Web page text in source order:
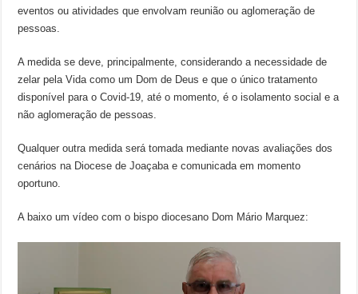
eventos ou atividades que envolvam reunião ou aglomeração de
pessoas.
A medida se deve, principalmente, considerando a necessidade de
zelar pela Vida como um Dom de Deus e que o único tratamento
disponível para o Covid-19, até o momento, é o isolamento social e a
não aglomeração de pessoas.
Qualquer outra medida será tomada mediante novas avaliações dos
cenários na Diocese de Joaçaba e comunicada em momento
oportuno.
A baixo um vídeo com o bispo diocesano Dom Mário Marquez: